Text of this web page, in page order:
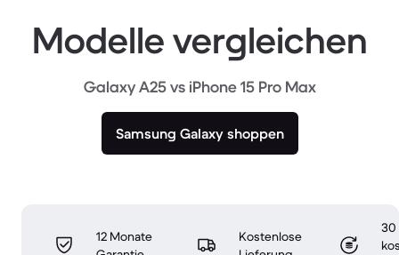
Modelle vergleichen
Galaxy A25 vs iPhone 15 Pro Max
Samsung Galaxy shoppen
12 Monate
Kostenlose
30